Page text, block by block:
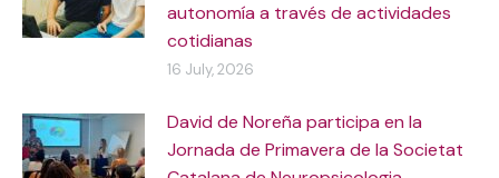
autonomía a través de actividades
cotidianas
16 July, 2026
David de Noreña participa en la
Jornada de Primavera de la Societat